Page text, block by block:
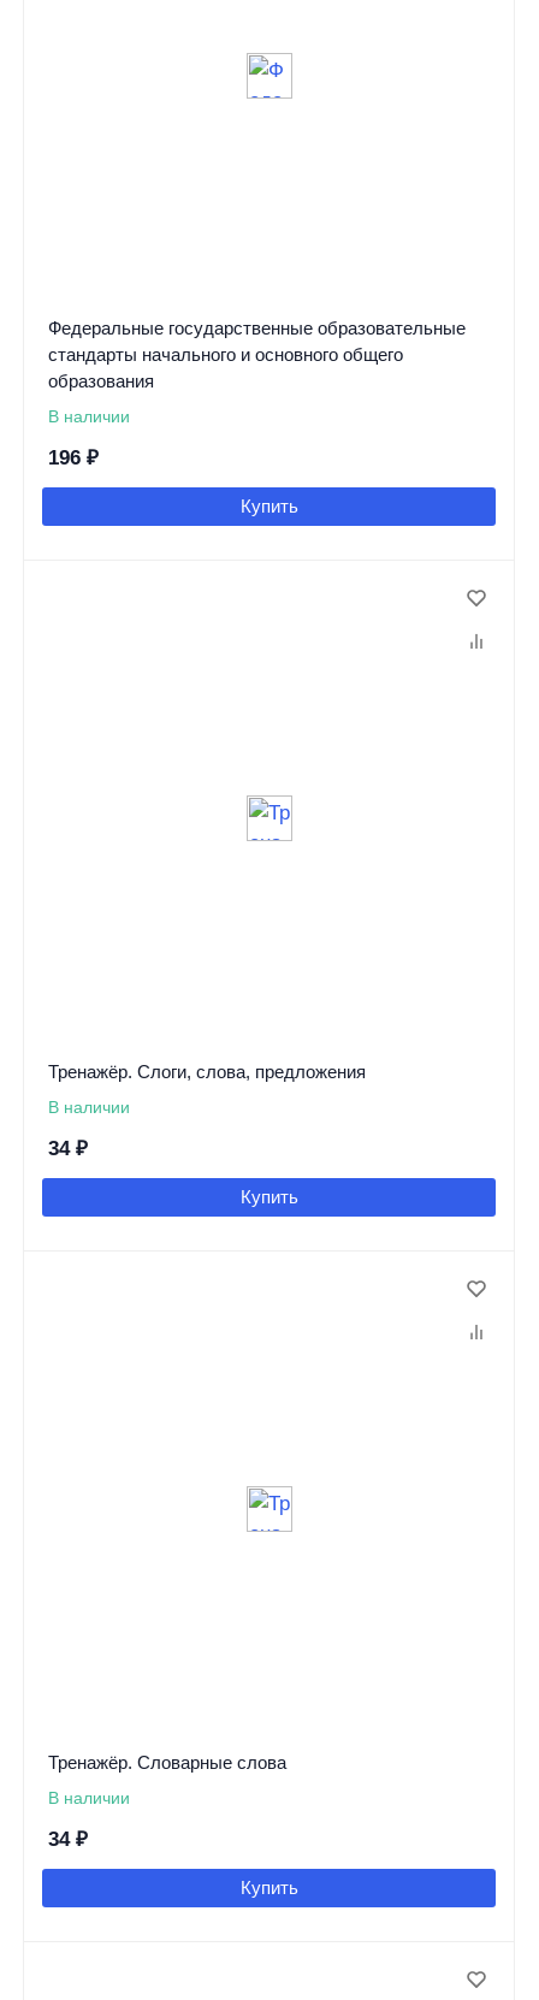
Федеральные государственные образовательные
стандарты начального и основного общего
образования
В наличии
196 ₽
Купить
Тренажёр. Слоги, слова, предложения
В наличии
34 ₽
Купить
Тренажёр. Словарные слова
В наличии
34 ₽
Купить